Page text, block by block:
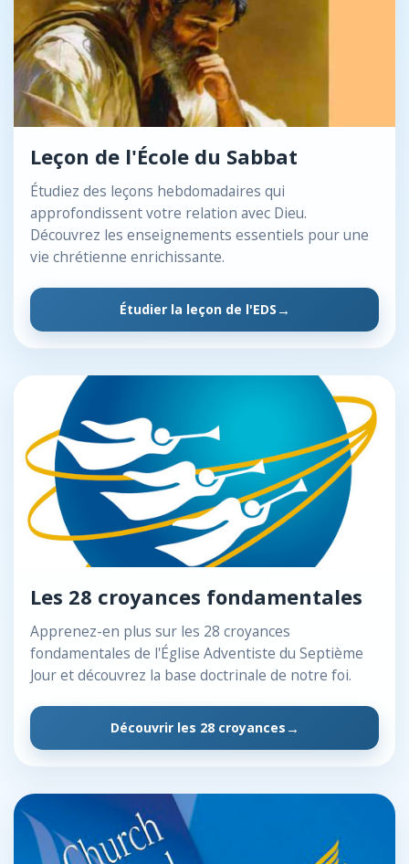
Leçon de l'École du Sabbat
Étudiez des leçons hebdomadaires qui
approfondissent votre relation avec Dieu.
Découvrez les enseignements essentiels pour une
vie chrétienne enrichissante.
Étudier la leçon de l'EDS
Les 28 croyances fondamentales
Apprenez-en plus sur les 28 croyances
fondamentales de l'Église Adventiste du Septième
Jour et découvrez la base doctrinale de notre foi.
Découvrir les 28 croyances